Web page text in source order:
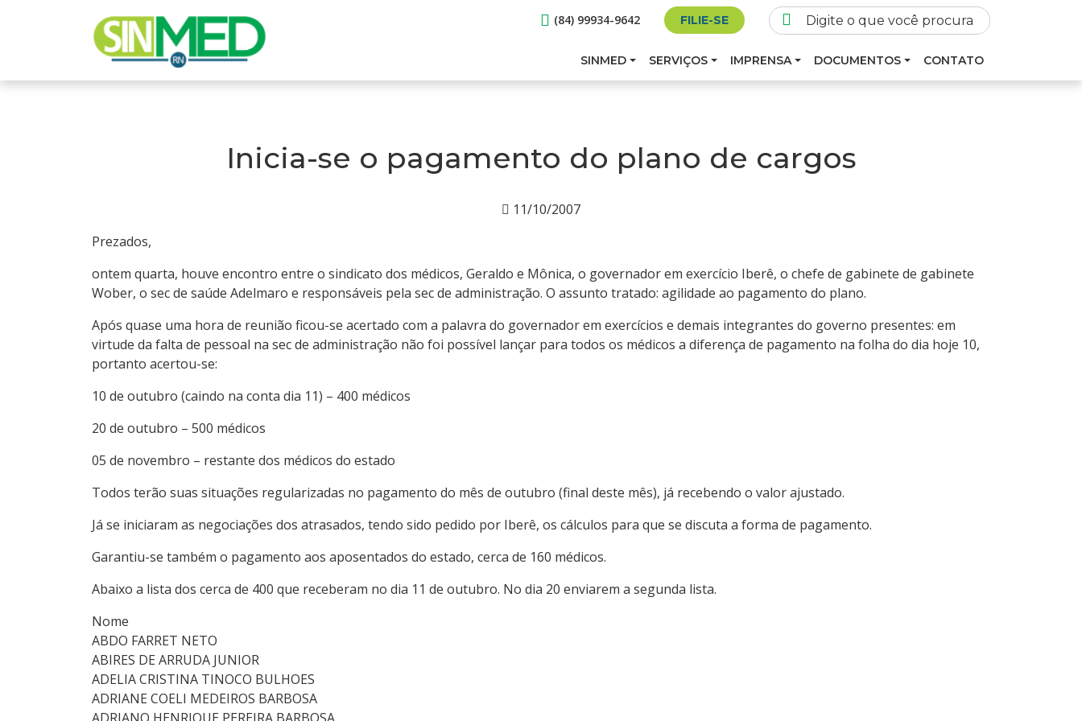
(84) 99934-9642 FILIE-SE
SINMED SERVIÇOS IMPRENSA DOCUMENTOS CONTATO
Inicia-se o pagamento do plano de cargos
11/10/2007
Prezados,
ontem quarta, houve encontro entre o sindicato dos médicos, Geraldo e Mônica, o governador em exercício Iberê, o chefe de gabinete de gabinete
Wober, o sec de saúde Adelmaro e responsáveis pela sec de administração. O assunto tratado: agilidade ao pagamento do plano.
Após quase uma hora de reunião ficou-se acertado com a palavra do governador em exercícios e demais integrantes do governo presentes: em
virtude da falta de pessoal na sec de administração não foi possível lançar para todos os médicos a diferença de pagamento na folha do dia hoje 10,
portanto acertou-se:
10 de outubro (caindo na conta dia 11) – 400 médicos
20 de outubro – 500 médicos
05 de novembro – restante dos médicos do estado
Todos terão suas situações regularizadas no pagamento do mês de outubro (final deste mês), já recebendo o valor ajustado.
Já se iniciaram as negociações dos atrasados, tendo sido pedido por Iberê, os cálculos para que se discuta a forma de pagamento.
Garantiu-se também o pagamento aos aposentados do estado, cerca de 160 médicos.
Abaixo a lista dos cerca de 400 que receberam no dia 11 de outubro. No dia 20 enviarem a segunda lista.
Nome
ABDO FARRET NETO
ABIRES DE ARRUDA JUNIOR
ADELIA CRISTINA TINOCO BULHOES
ADRIANE COELI MEDEIROS BARBOSA